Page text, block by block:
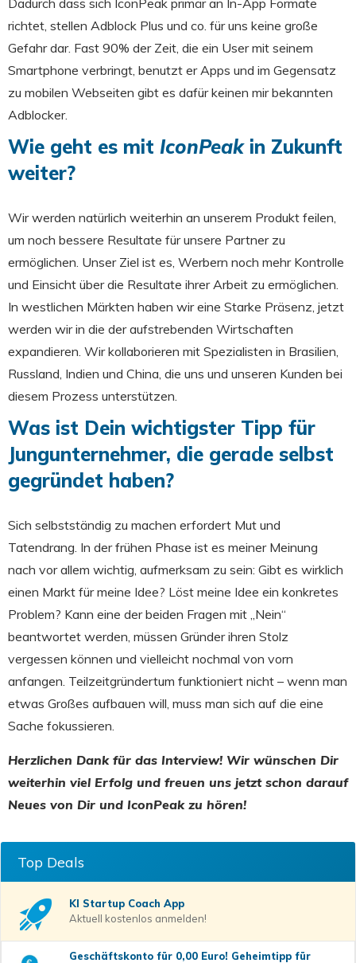
richtet, stellen Adblock Plus und co. für uns keine große
Gefahr dar. Fast 90% der Zeit, die ein User mit seinem
Smartphone verbringt, benutzt er Apps und im Gegensatz
zu mobilen Webseiten gibt es dafür keinen mir bekannten
Adblocker.
Wie geht es mit IconPeakin Zukunft
weiter?
Wir werden natürlich weiterhin an unserem Produkt feilen,
um noch bessere Resultate für unsere Partner zu
ermöglichen. Unser Ziel ist es, Werbern noch mehr Kontrolle
und Einsicht über die Resultate ihrer Arbeit zu ermöglichen.
In westlichen Märkten haben wir eine Starke Präsenz, jetzt
werden wir in die der aufstrebenden Wirtschaften
expandieren. Wir kollaborieren mit Spezialisten in Brasilien,
Russland, Indien und China, die uns und unseren Kunden bei
diesem Prozess unterstützen.
Was ist Dein wichtigster Tipp für
Jungunternehmer, die gerade selbst
gegründet haben?
Sich selbstständig zu machen erfordert Mut und
Tatendrang. In der frühen Phase ist es meiner Meinung
nach vor allem wichtig, aufmerksam zu sein: Gibt es wirklich
einen Markt für meine Idee? Löst meine Idee ein konkretes
Problem? Kann eine der beiden Fragen mit „Nein“
beantwortet werden, müssen Gründer ihren Stolz
vergessen können und vielleicht nochmal von vorn
anfangen. Teilzeitgründertum funktioniert nicht – wenn man
etwas Großes aufbauen will, muss man sich auf die eine
Sache fokussieren.
Herzlichen Dank für das Interview! Wir wünschen Dir
weiterhin viel Erfolg und freuen uns jetzt schon darauf
Neues von Dir und IconPeak zu hören!
Top Deals
KI Startup Coach App
Aktuell kostenlos anmelden!
Geschäftskonto für 0,00 Euro! Geheimtipp für